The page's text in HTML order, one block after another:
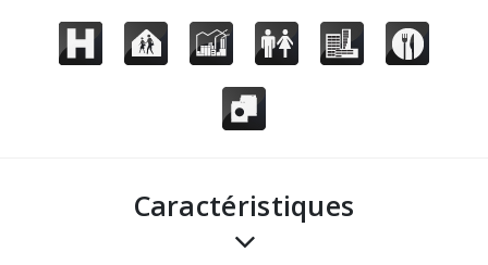
Caractéristiques